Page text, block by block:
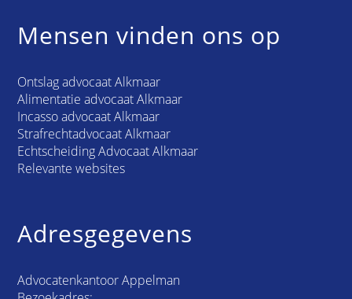
Mensen vinden ons op
Ontslag advocaat Alkmaar
Alimentatie advocaat Alkmaar
Incasso advocaat Alkmaar
Strafrechtadvocaat Alkmaar
Echtscheiding Advocaat Alkmaar
Relevante websites
Adresgegevens
Advocatenkantoor Appelman